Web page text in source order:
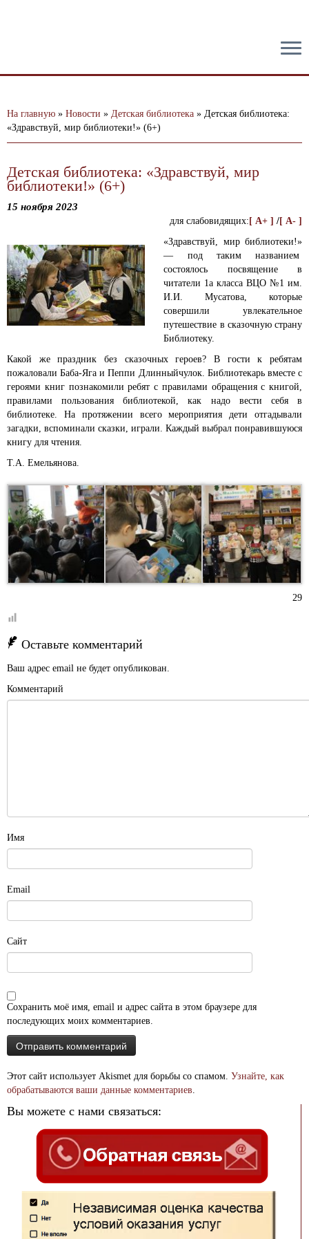
На главную » Новости » Детская библиотека » Детская библиотека:
«Здравствуй, мир библиотеки!» (6+)
Детская библиотека: «Здравствуй, мир
библиотеки!» (6+)
15 ноября 2023
для слабовидящих: [ A+ ] /[ A- ]
«Здравствуй, мир библиотеки!»
— под таким названием
состоялось посвящение в
читатели 1а класса ВЦО №1 им.
И.И. Мусатова, которые
совершили увлекательное
путешествие в сказочную страну
Библиотеку.
Какой же праздник без сказочных героев? В гости к ребятам
пожаловали Баба-Яга и Пеппи Длинныйчулок. Библиотекарь вместе с
героями книг познакомили ребят с правилами обращения с книгой,
правилами пользования библиотекой, как надо вести себя в
библиотеке. На протяжении всего мероприятия дети отгадывали
загадки, вспоминали сказки, играли. Каждый выбрал понравившуюся
книгу для чтения.
Т.А. Емельянова.
29
Оставьте комментарий
Ваш адрес email не будет опубликован.
Комментарий
Имя
Email
Сайт
Сохранить моё имя, email и адрес сайта в этом браузере для
последующих моих комментариев.
Этот сайт использует Akismet для борьбы со спамом. Узнайте, как
обрабатываются ваши данные комментариев.
Вы можете с нами связаться: